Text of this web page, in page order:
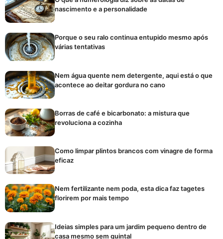
nascimento e a personalidade
Porque o seu ralo continua entupido mesmo após
várias tentativas
Nem água quente nem detergente, aqui está o que
acontece ao deitar gordura no cano
Borras de café e bicarbonato: a mistura que
revoluciona a cozinha
Como limpar plintos brancos com vinagre de forma
eficaz
Nem fertilizante nem poda, esta dica faz tagetes
florirem por mais tempo
Ideias simples para um jardim pequeno dentro de
casa mesmo sem quintal